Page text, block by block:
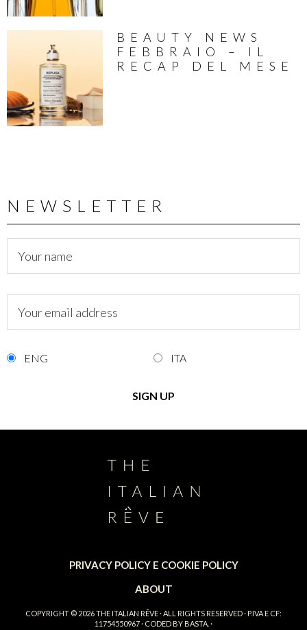
BEAUTY NEWS
FEBBRAIO – IL
RECAP DEL MESE
NEWSLETTER
ENG ITA
PRIVACY POLICY E COOKIE POLICY
ABOUT
COPYRIGHT © 2026THE ITALIAN RÊVE· ALL RIGHTS RESERVED · P.IVA E CF:
11754550967 · CODED BY BASTA. ·